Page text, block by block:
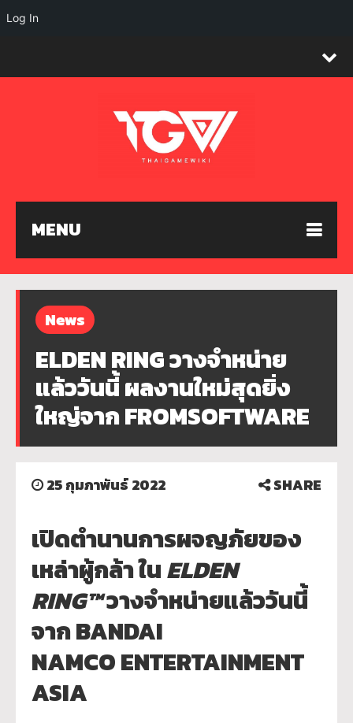
MENU
News
ELDEN RING วางจำหน่าย
แล้ววันนี้ ผลงานใหม่สุดยิ่ง
ใหญ่จาก FROMSOFTWARE
25 กุมภาพันธ์ 2022 SHARE
เปิดตำนานการผจญภัยของ
เหล่าผู้กล้า ในELDEN
RING™วางจำหน่ายแล้ววันนี้
จากBANDAI
NAMCOENTERTAINMENT
ASIA
Log In